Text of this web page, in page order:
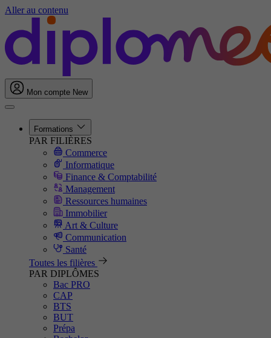
Aller au contenu
Mon compte New
Formations
PAR FILIÈRES
Commerce
Informatique
Finance & Comptabilité
Management
Ressources humaines
Immobilier
Art & Culture
Communication
Santé
Toutes les filières
PAR DIPLÔMES
Bac PRO
CAP
BTS
BUT
Prépa